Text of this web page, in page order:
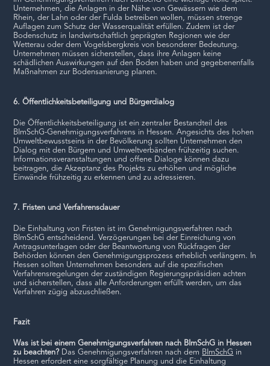
Unternehmen, die Anlagen in der Nähe von Gewässern wie dem
Rhein, der Lahn oder der Fulda betreiben wollen, müssen strenge
Auflagen zum Schutz der Wasserqualität erfüllen. Zudem ist der
Bodenschutz in landwirtschaftlich geprägten Regionen wie der
Wetterau oder dem Vogelsbergkreis von besonderer Bedeutung.
Unternehmen müssen sicherstellen, dass ihre Anlagen keine
schädlichen Auswirkungen auf den Boden haben und gegebenenfalls
Maßnahmen zur Bodensanierung planen.
6. Öffentlichkeitsbeteiligung und Bürgerdialog
Die Öffentlichkeitsbeteiligung ist ein zentraler Bestandteil des
BImSchG-Genehmigungsverfahrens in Hessen. Angesichts des hohen
Umweltbewusstseins in der Bevölkerung sollten Unternehmen den
Dialog mit den Bürgern und Umweltverbänden frühzeitig suchen.
Informationsveranstaltungen und offene Dialoge können dazu
beitragen, die Akzeptanz des Projekts zu erhöhen und mögliche
Einwände frühzeitig zu erkennen und zu adressieren.
7. Fristen und Verfahrensdauer
Die Einhaltung von Fristen ist im Genehmigungsverfahren nach
BImSchG entscheidend. Verzögerungen bei der Einreichung von
Antragsunterlagen oder der Beantwortung von Rückfragen der
Behörden können den Genehmigungsprozess erheblich verlängern. In
Hessen sollten Unternehmen besonders auf die spezifischen
Verfahrensregelungen der zuständigen Regierungspräsidien achten
und sicherstellen, dass alle Anforderungen erfüllt werden, um das
Verfahren zügig abzuschließen.
Fazit
Was ist bei einem Genehmigungsverfahren nach BImSchG in Hessen
zu beachten?Das Genehmigungsverfahren nach dem BImSchG in
Hessen erfordert eine sorgfältige Planung und die Einhaltung